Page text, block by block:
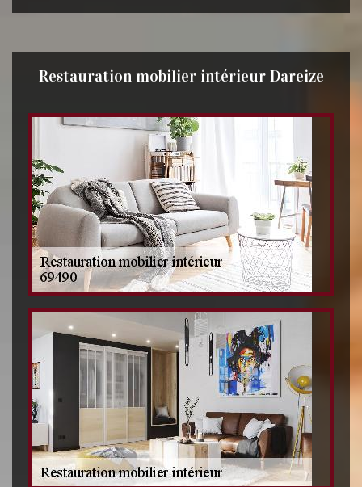
Restauration mobilier intérieur Dareize